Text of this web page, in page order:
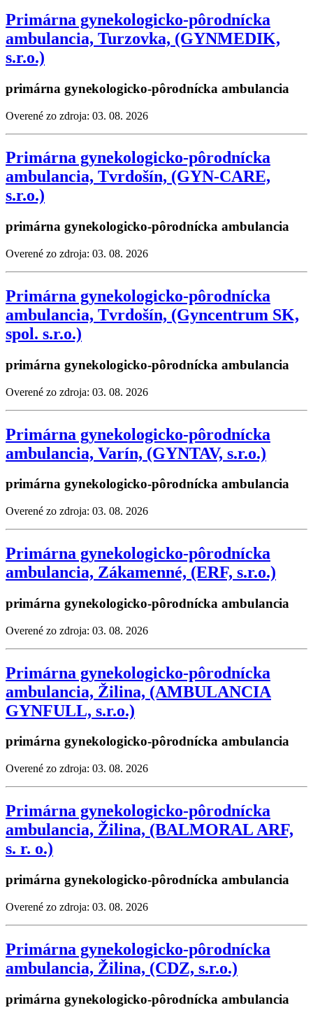
Primárna gynekologicko-pôrodnícka
ambulancia, Turzovka, (GYNMEDIK,
s.r.o.)
primárna gynekologicko-pôrodnícka ambulancia
Overené zo zdroja: 03. 08. 2026
Primárna gynekologicko-pôrodnícka
ambulancia, Tvrdošín, (GYN-CARE,
s.r.o.)
primárna gynekologicko-pôrodnícka ambulancia
Overené zo zdroja: 03. 08. 2026
Primárna gynekologicko-pôrodnícka
ambulancia, Tvrdošín, (Gyncentrum SK,
spol. s.r.o.)
primárna gynekologicko-pôrodnícka ambulancia
Overené zo zdroja: 03. 08. 2026
Primárna gynekologicko-pôrodnícka
ambulancia, Varín, (GYNTAV, s.r.o.)
primárna gynekologicko-pôrodnícka ambulancia
Overené zo zdroja: 03. 08. 2026
Primárna gynekologicko-pôrodnícka
ambulancia, Zákamenné, (ERF, s.r.o.)
primárna gynekologicko-pôrodnícka ambulancia
Overené zo zdroja: 03. 08. 2026
Primárna gynekologicko-pôrodnícka
ambulancia, Žilina, (AMBULANCIA
GYNFULL, s.r.o.)
primárna gynekologicko-pôrodnícka ambulancia
Overené zo zdroja: 03. 08. 2026
Primárna gynekologicko-pôrodnícka
ambulancia, Žilina, (BALMORAL ARF,
s. r. o.)
primárna gynekologicko-pôrodnícka ambulancia
Overené zo zdroja: 03. 08. 2026
Primárna gynekologicko-pôrodnícka
ambulancia, Žilina, (CDZ, s.r.o.)
primárna gynekologicko-pôrodnícka ambulancia